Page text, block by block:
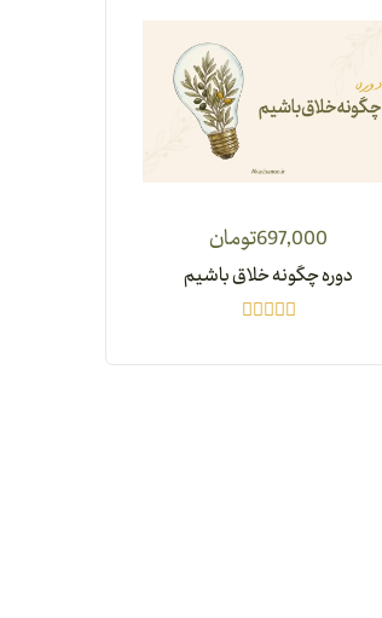
697,000تومان
دوره چگونه خلاق باشیم